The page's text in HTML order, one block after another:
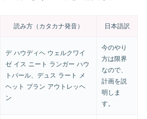
読み方（カタカナ発音） 日本語訳
デ ハウディヘ ウェルクワイ
ゼ イス ニート ランガー ハウ
トバール、デュス ラート メ
ヘット プラン アウトレッヘ
ン
今のやり
方は限界
なので、
計画を説
明しま
す。